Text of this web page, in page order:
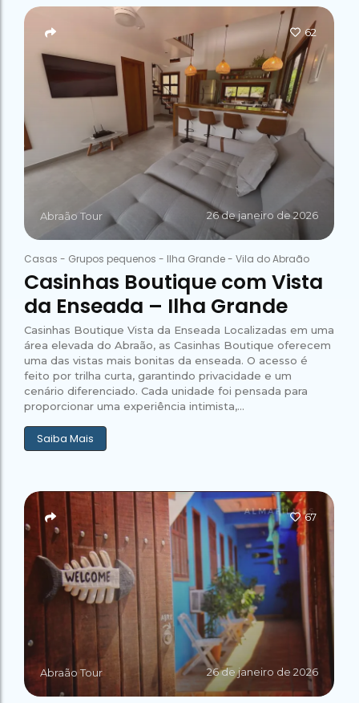
Paradisíacas
Gruta
do
Acaiá
Romântico
no Saco do
Despedida
de Solteira
Caipirinha
Tour na
Ilha
Grande
Passeio
Bate e
Volta
Grande
do
Lagoa
Azul de
no Saco do
Despedida
de Solteira
Caipirinha
Tour na
Ilha
Grande
Passeio
Bate e
Volta
Rio x
Ilha
Grande
Abraão Tour 26 de janeiro de 2026
62
Casas - Grupos pequenos - Ilha Grande- Vila do Abraão
Casinhas Boutique com Vista
da Enseada – Ilha Grande
Casinhas Boutique Vista da Enseada Localizadas em uma
área elevada do Abraão, as Casinhas Boutique oferecem
uma das vistas mais bonitas da enseada. O acesso é
feito por trilha curta, garantindo privacidade e um
cenário diferenciado. Cada unidade foi pensada para
proporcionar uma experiência intimista,...
Saiba Mais
Abraão Tour 26 de janeiro de 2026
67